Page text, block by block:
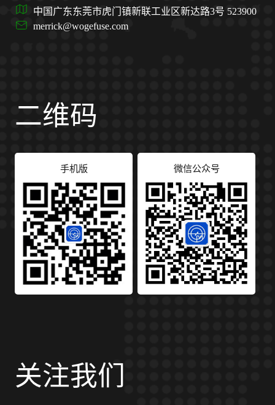
中国广东东莞市虎门镇新联工业区新达路3号 523900
merrick@wogefuse.com
二维码
手机版 微信公众号
关注我们